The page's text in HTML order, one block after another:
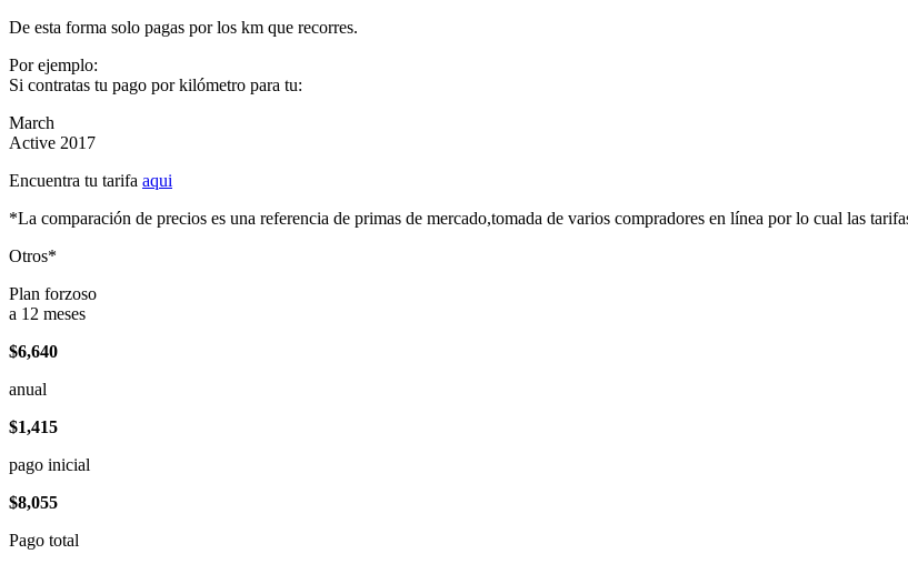
De esta forma solo pagas por los km que recorres.
Por ejemplo:
Si contratas tu pago por kilómetro para tu:
March
Active 2017
Encuentra tu tarifa aqui
*La comparación de precios es una referencia de primas de mercado,tomada de varios compradores en línea por lo cual las
Otros*
Plan forzoso
a 12 meses
$6,640
anual
$1,415
pago inicial
$8,055
Pago total